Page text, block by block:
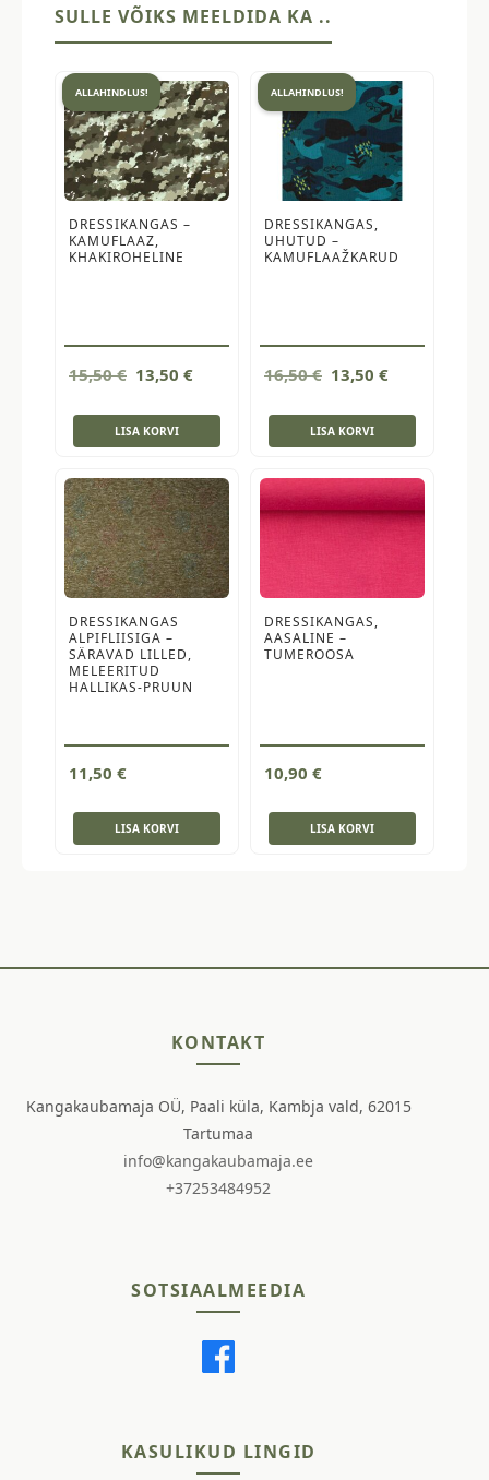
SULLE VÕIKS MEELDIDA KA ..
ALLAHINDLUS!
DRESSIKANGAS –
KAMUFLAAZ,
KHAKIROHELINE
15,50€ Algne
oli:
15,50 €.
13,50 €Current
is:
LISA KORVI
ALLAHINDLUS!
DRESSIKANGAS,
UHUTUD –
KAMUFLAAŽKARUD
16,50€ Algne
oli:
16,50 €.
13,50 €Current
is:
LISA KORVI
DRESSIKANGAS
ALPIFLIISIGA –
SÄRAVAD LILLED,
MELEERITUD
HALLIKAS-PRUUN
11,50 €
LISA KORVI
DRESSIKANGAS,
AASALINE –
TUMEROOSA
10,90 €
LISA KORVI
KONTAKT
Kangakaubamaja OÜ, Paali küla, Kambja vald, 62015
Tartumaa
info@kangakaubamaja.ee
+37253484952
SOTSIAALMEEDIA
KASULIKUD LINGID